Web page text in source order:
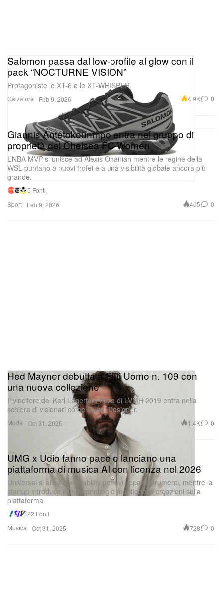
Calzature
Salomon passa dal low-profile al glow con il
pack “NOCTURNE VISION”
Protagoniste le XT-6 e le XT-WHISPER.
Feb 9, 2026 4.9K 0
Sport
Giannis Antetokounmpo entra nel gruppo di
proprietà del Chelsea FC Women
L’NBA MVP si unisce ad Alexis Ohanian mentre le regine della
WSL puntano a nuovi trofei e a una visibilità globale ancora più
grande.
5 Fonti
Feb 9, 2026
405 0
Moda
Hed Mayner debutta a Pitti Uomo n. 109 con
una nuova collezione
Il vincitore del Karl Lagerfeld Prize di LVMH 2019 entra nella
schiera di visionari come Guest Designer.
Oct 31, 2025 1.4K 0
Musica
UMG x Udio fanno pace e lanciano una
piattaforma di musica AI con licenza nel 2026
Universal si allea con Stability per sviluppare strumenti, mentre la
startup introduce il fingerprinting e mantiene le creazioni sulla
piattaforma.
22 Fonti
Oct 31, 2025
728 0